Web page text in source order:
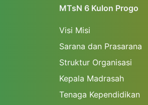
MTsN 6 Kulon Progo
Visi Misi
Sarana dan Prasarana
Struktur Organisasi
Kepala Madrasah
Tenaga Kependidikan